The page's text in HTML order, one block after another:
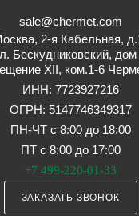
sale@chermet.com
2-я Кабельная,
Бескудниковский, дом
XII, ком.1-6
ИНН: 7723927216
ОГРН: 5147746349317
ПН-ЧТ с 8:00 до 18:00
ПТ с 8:00 до 17:00
+7 499-220-01-33
ЗАКАЗАТЬ ЗВОНОК